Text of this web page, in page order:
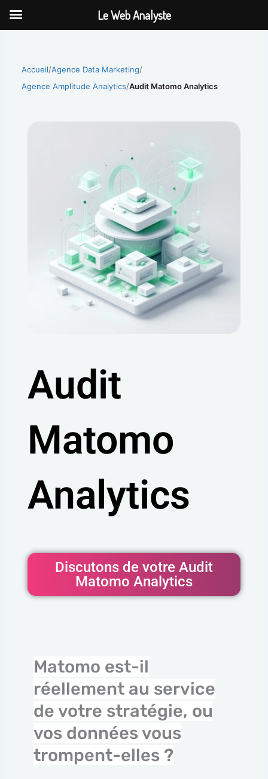
Aller
Accueil/Agence Data Marketing/
Agence Amplitude Analytics/Audit Matomo Analytics
Audit
Matomo
Analytics
Discutons de votre Audit
Matomo Analytics
Matomo est-il
réellement au service
de votre stratégie, ou
vos données vous
trompent-elles ?
Le Web Analyste